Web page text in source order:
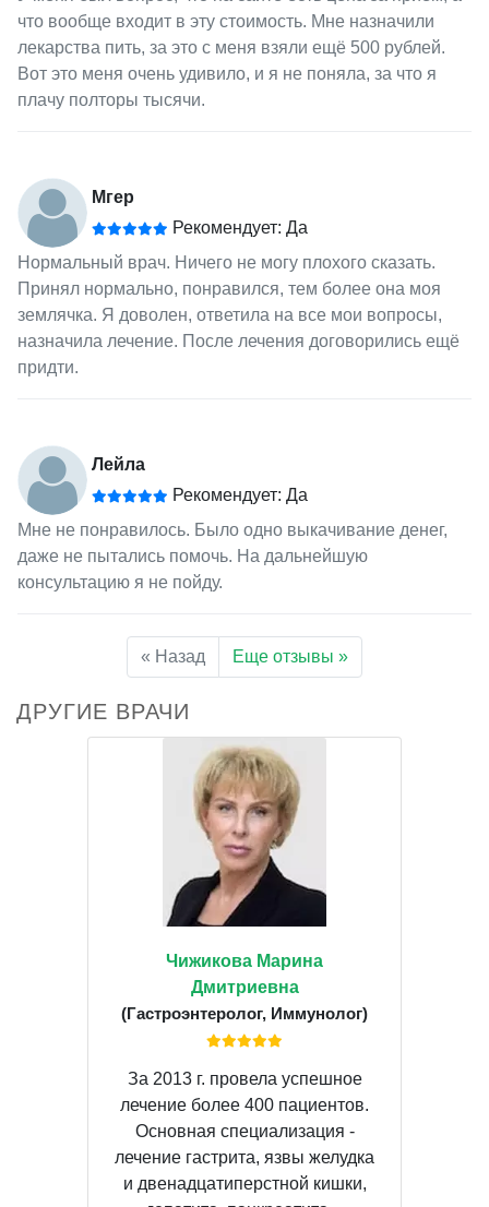
что вообще входит в эту стоимость. Мне назначили
лекарства пить, за это с меня взяли ещё 500 рублей.
Вот это меня очень удивило, и я не поняла, за что я
плачу полторы тысячи.
Мгер
Рекомендует: Да
Нормальный врач. Ничего не могу плохого сказать.
Принял нормально, понравился, тем более она моя
землячка. Я доволен, ответила на все мои вопросы,
назначила лечение. После лечения договорились ещё
придти.
Лейла
Рекомендует: Да
Мне не понравилось. Было одно выкачивание денег,
даже не пытались помочь. На дальнейшую
консультацию я не пойду.
« Назад Еще отзывы »
ДРУГИЕ ВРАЧИ
Чижикова Марина
Дмитриевна
(Гастроэнтеролог, Иммунолог)
За 2013 г. провела успешное
лечение более 400 пациентов.
Основная специализация -
лечение гастрита, язвы желудка
и двенадцатиперстной кишки,